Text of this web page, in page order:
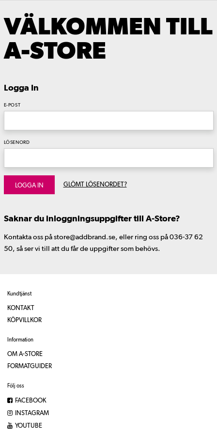
VÄLKOMMEN TILL
A-STORE
Logga In
E-POST
LÖSENORD
LOGGA IN GLÖMT LÖSENORDET?
Saknar du inloggningsuppgifter till A-Store?
Kontakta oss på store@addbrand.se, eller ring oss på 036-37 62
50, så ser vi till att du får de uppgifter som behövs.
Kundtjänst
KONTAKT
KÖPVILLKOR
Information
OM A-STORE
FORMATGUIDER
Följ oss
FACEBOOK
INSTAGRAM
YOUTUBE